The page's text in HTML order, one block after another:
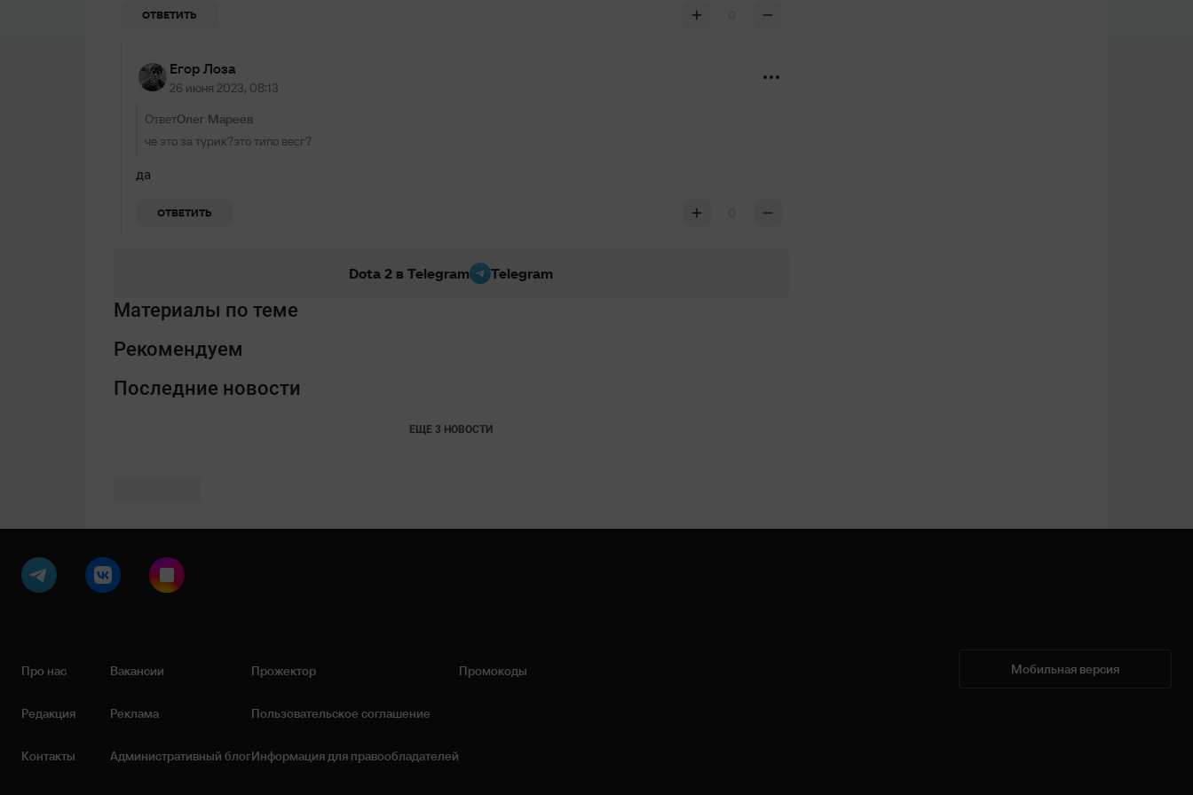
ОТВЕТИТЬ
Егор Лоза
26 июня 2023, 08:13
ОтветОлег Мареев
че это за турик?это типо весг?
да
ОТВЕТИТЬ
Dota 2 в Telegram Telegram
Материалы по теме
Рекомендуем
Последние новости
ЕЩЕ 3 НОВОСТИ
Про нас
Редакция
Контакты
Вакансии
Реклама
Административный блог
Прожектор
Пользовательское соглашение
Информация для правообладателей
Промокоды Мобильная версия